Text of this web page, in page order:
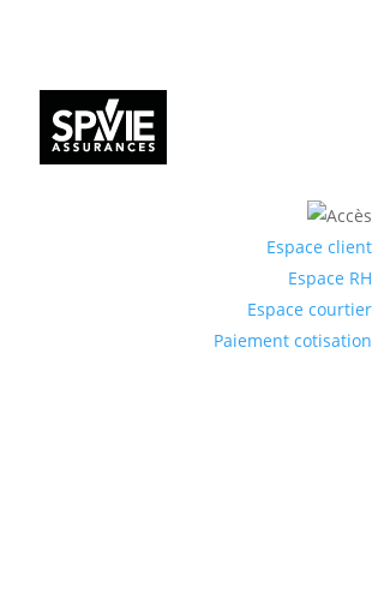
Espace client
Espace RH
Espace courtier
Paiement cotisation